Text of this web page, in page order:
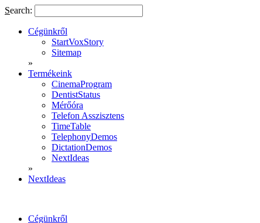
Search:
Cégünkről
StartVoxStory
Sitemap
»
Termékeink
CinemaProgram
DentistStatus
Mérőóra
Telefon Asszisztens
TimeTable
TelephonyDemos
DictationDemos
NextIdeas
»
NextIdeas
Cégünkről